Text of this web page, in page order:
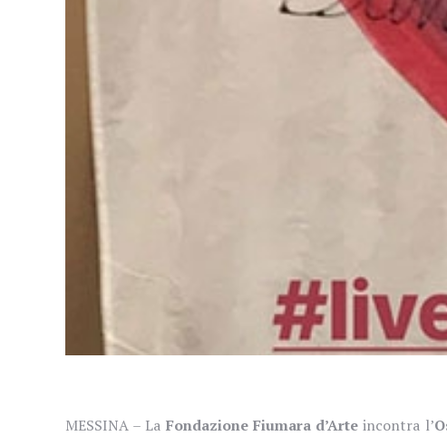
MESSINA – La Fondazione Fiumara d’Arte incontra l’